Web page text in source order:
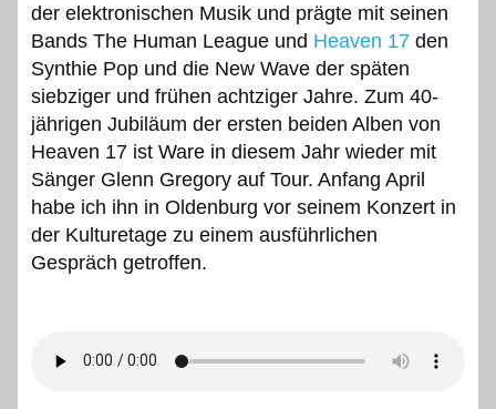
der elektronischen Musik und prägte mit seinen
Bands The Human League und Heaven 17 den
Synthie Pop und die New Wave der späten
siebziger und frühen achtziger Jahre. Zum 40-
jährigen Jubiläum der ersten beiden Alben von
Heaven 17 ist Ware in diesem Jahr wieder mit
Sänger Glenn Gregory auf Tour. Anfang April
habe ich ihn in Oldenburg vor seinem Konzert in
der Kulturetage zu einem ausführlichen
Gespräch getroffen.